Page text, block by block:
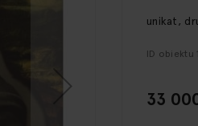
unikat,
ID obiektu
33